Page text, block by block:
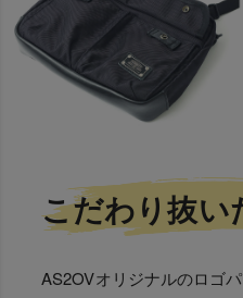
こだわり抜
AS2OVオリジナルのロゴ